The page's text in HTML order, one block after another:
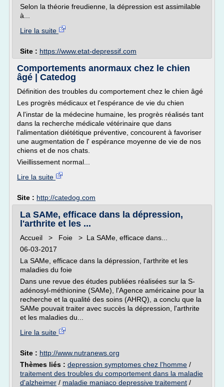
Selon la théorie freudienne, la dépression est assimilable
à...
Lire la suite
Site : https://www.etat-depressif.com
Comportements anormaux chez le chien
âgé | Catedog
Définition des troubles du comportement chez le chien âgé
Les progrès médicaux et l'espérance de vie du chien
A l'instar de la médecine humaine, les progrès réalisés tant
dans la recherche médicale vétérinaire que dans
l'alimentation diététique préventive, concourent à favoriser
une augmentation de l' espérance moyenne de vie de nos
chiens et de nos chats.
Vieillissement normal...
Lire la suite
Site : http://catedog.com
La SAMe, efficace dans la dépression,
l'arthrite et les ...
Accueil > Foie > La SAMe, efficace dans...
06-03-2017
La SAMe, efficace dans la dépression, l'arthrite et les
maladies du foie
Dans une revue des études publiées réalisées sur la S-
adénosyl-méthionine (SAMe), l'Agence américaine pour la
recherche et la qualité des soins (AHRQ), a conclu que la
SAMe pouvait traiter avec succès la dépression, l'arthrite
et les maladies du...
Lire la suite
Site : http://www.nutranews.org
Thèmes liés : depression symptomes chez l'homme /
traitement des troubles du comportement dans la maladie
d'alzheimer / maladie maniaco depressive traitement /